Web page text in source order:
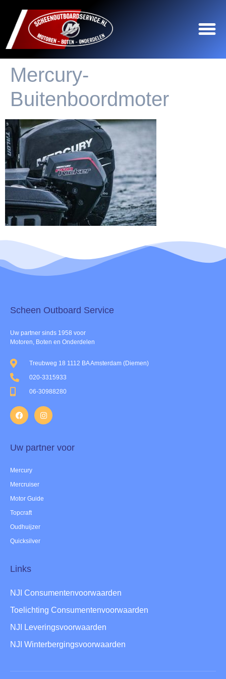
Mercury-
Buitenboordmoter
Scheen Outboard Service​
Uw partner sinds 1958 voor
Motoren, Boten en Onderdelen
Treubweg 18 1112 BA Amsterdam (Diemen)
020-3315933
06-30988280
Uw partner voor
Mercury
Mercruiser
Motor Guide
Topcraft
Oudhuijzer
Quicksilver
Links
NJI Consumentenvoorwaarden
Toelichting Consumentenvoorwaarden
NJI Leveringsvoorwaarden
NJI Winterbergingsvoorwaarden